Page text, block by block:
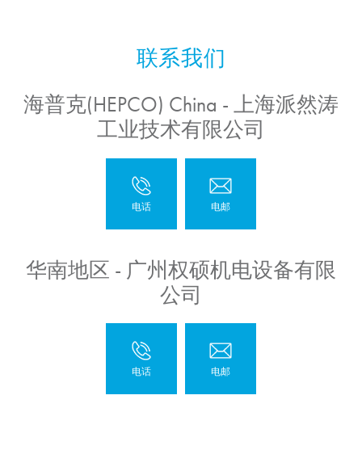
海普克(HEPCO) China - 上海派然涛
工业技术有限公司
华南地区 - 广州权硕机电设备有限
公司